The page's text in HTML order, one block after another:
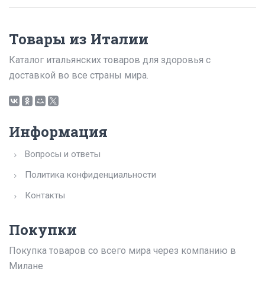
Товары из Италии
Каталог итальянских товаров для здоровья с
доставкой во все страны мира.
Информация
Вопросы и ответы
Политика конфиденциальности
Контакты
Покупки
Покупка товаров со всего мира через компанию в
Милане